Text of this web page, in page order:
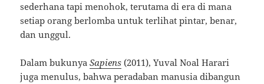
sederhana tapi menohok, terutama di era di mana
setiap orang berlomba untuk terlihat pintar, benar,
dan unggul.
Dalam bukunyaSapiens (2011), Yuval Noal Harari
juga menulus, bahwa peradaban manusia dibangun